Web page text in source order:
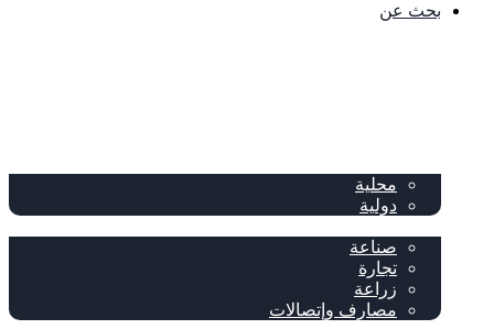
بحث عن
محلية
دولية
صناعة
تجارة
زراعة
مصارف وإتصالات